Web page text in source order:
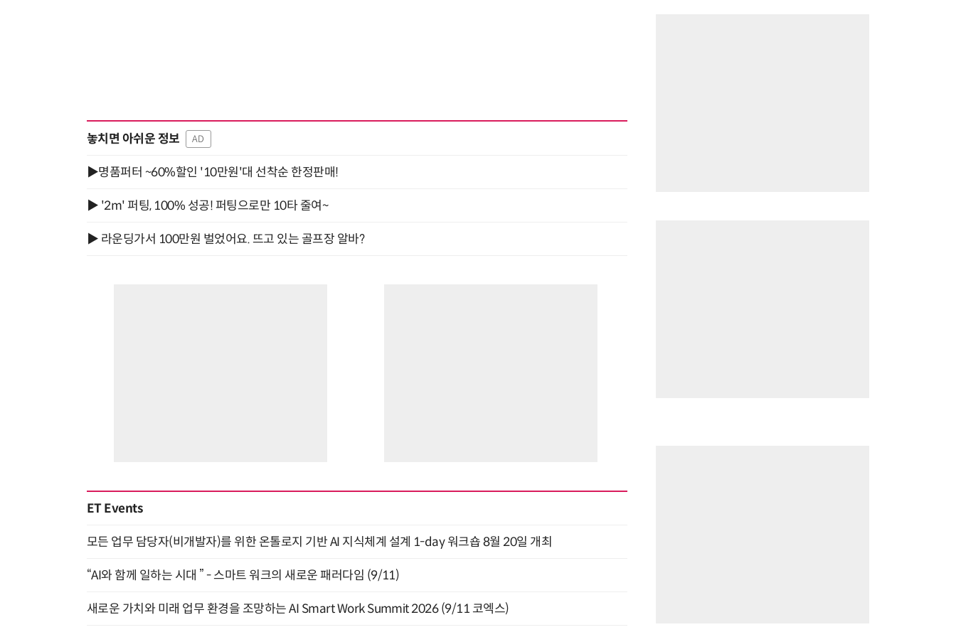
놓치면 아쉬운 정보 AD
▶명품퍼터 ~60%할인 '10만원'대 선착순 한정판매!
▶ '2m' 퍼팅, 100% 성공! 퍼팅으로만 10타 줄여~
▶ 라운딩가서 100만원 벌었어요. 뜨고 있는 골프장 알바?
ET Events
모든 업무 담당자(비개발자)를 위한 온톨로지 기반 AI 지식체계 설계 1-day 워크숍 8월 20일 개최
“AI와 함께 일하는 시대 ” - 스마트 워크의 새로운 패러다임 (9/11)
새로운 가치와 미래 업무 환경을 조망하는 AI Smart Work Summit 2026 (9/11 코엑스)